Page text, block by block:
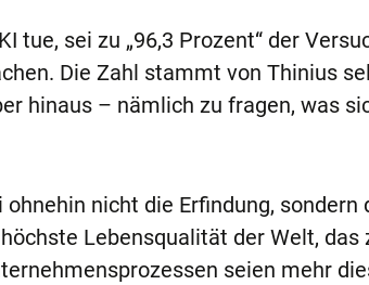
tue, sei zu „96,3 Prozent“ der
Die Zahl stammt von Thinius
hinaus – nämlich zu fragen, was
ohnehin nicht die Erfindung,
Lebensqualität der Welt, das
seien mehr